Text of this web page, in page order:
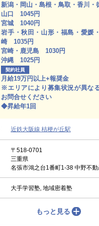
新潟・岡山・島根・鳥取・香川
山口 1045円
宮城 1040円
岩手・秋田・山形・福島・愛媛
崎 1035円
宮崎・鹿児島 1030円
沖縄 1025円
契約社員
月給19万円以上+報奨金
※エリアにより募集状況が異な
お問合せください
◆昇給年1回
近鉄大阪線 桔梗が丘駅
〒518-0701
三重県
名張市鴻之台1番町1-38 中野不
大手学習塾, 地域密着塾
もっと見る